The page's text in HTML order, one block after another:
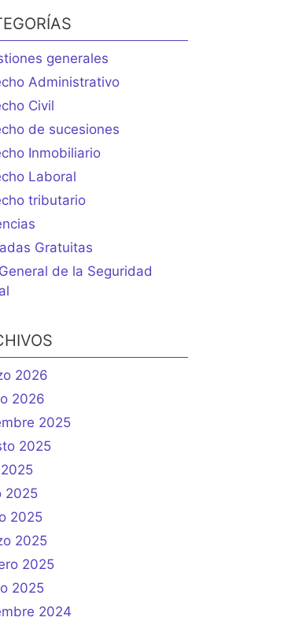
generales
Administrativo
Civil
de sucesiones
Inmobiliario
Laboral
tributario
Gratuitas
de la Seguridad
2026
2026
2025
2025
2025
2025
2025
2025
2025
2024